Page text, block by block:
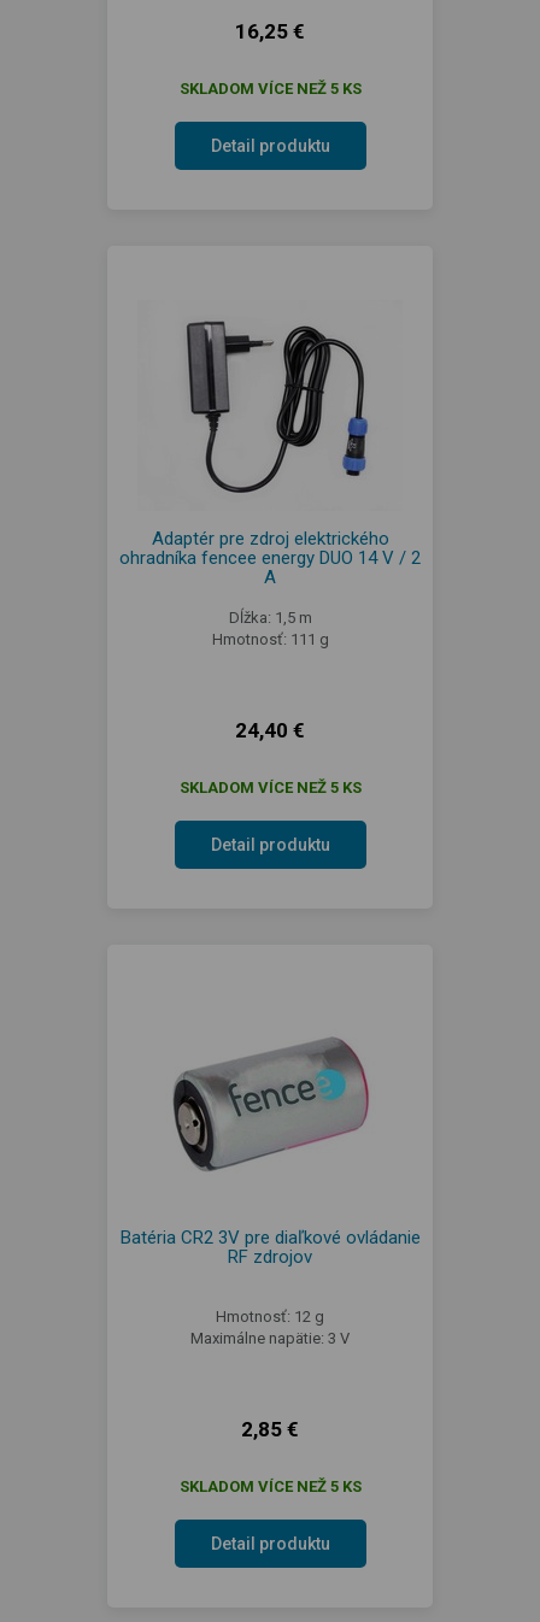
16,25 €
SKLADOM VÍCE NEŽ 5 KS
Detail produktu
Adaptér pre zdroj elektrického
ohradníka fencee energy DUO 14 V / 2
A
Dĺžka: 1,5 m
Hmotnosť: 111 g
24,40 €
SKLADOM VÍCE NEŽ 5 KS
Detail produktu
Batéria CR2 3V pre diaľkové ovládanie
RF zdrojov
Hmotnosť: 12 g
Maximálne napätie: 3 V
2,85 €
SKLADOM VÍCE NEŽ 5 KS
Detail produktu